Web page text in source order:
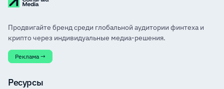
Продвигайте бренд среди глобальной аудитории финтеха и
крипто через индивидуальные медиа-решения.
Реклама →
Ресурсы